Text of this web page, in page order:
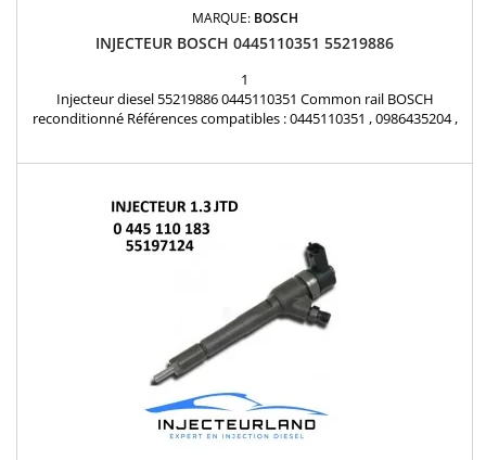
MARQUE: BOSCH
INJECTEUR BOSCH 0445110351 55219886
1
Injecteur diesel 55219886 0445110351 Common rail BOSCH
reconditionné Références compatibles : 0445110351 , 0986435204 ,